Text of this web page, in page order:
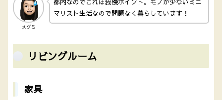
メグミ
都内なのでこれは我慢ポイント。モノが少ないミニ
マリスト生活なので問題なく暮らしています！
リビングルーム
家具